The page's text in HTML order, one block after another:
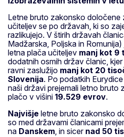
Letne bruto zakonsko določene
učiteljev se po državah, ki so
razlikujejo. V štirih državah
Madžarska, Poljska in
letna plača učiteljev manj kot 9
dodatnih osmih držav članic,
ravni zaslužijo manj kot 20
Slovenija. Po podatkih
naši državi prejemali letno bruto
plačo v višini 19.529 evrov.
Najvišje letne bruto zakonsko
so med državami članicami
na Danskem, in sicer nad 50